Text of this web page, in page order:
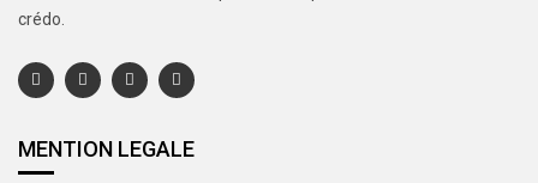
crédo.
MENTION LEGALE